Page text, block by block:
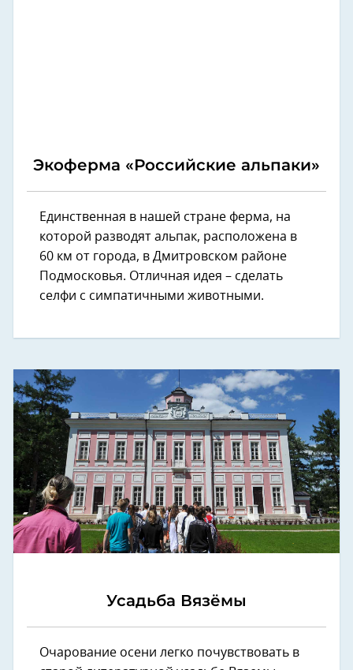
Экоферма «Российские альпаки»
Единственная в нашей стране ферма, на
которой разводят альпак, расположена в
60 км от города, в Дмитровском районе
Подмосковья. Отличная идея – сделать
селфи с симпатичными животными.
Усадьба Вязёмы
Очарование осени легко почувствовать в